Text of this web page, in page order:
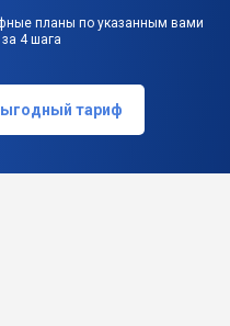
планы по указанным вами
4 шага
тариф